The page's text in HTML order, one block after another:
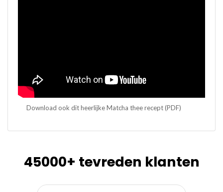
Download ook dit heerlijke Matcha thee recept (PDF)
45000+ tevreden klanten